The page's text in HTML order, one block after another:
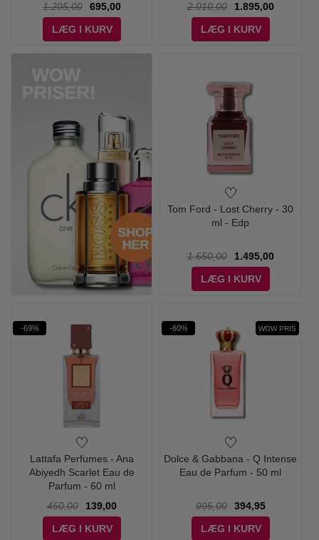
1.295,00
695,00
LÆG I KURV
2.010,00
1.895,00
LÆG I KURV
Tom Ford - Lost Cherry - 30
ml - Edp
1.650,00
1.495,00
LÆG I KURV
-69%
Lattafa Perfumes - Ana
Abiyedh Scarlet Eau de
Parfum - 60 ml
450,00
139,00
LÆG I KURV
-60% WOW PRIS
Dolce & Gabbana - Q Intense
Eau de Parfum - 50 ml
995,00
394,95
LÆG I KURV